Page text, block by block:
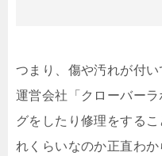
つまり、傷や汚れが付
運営会社「クローバー
グをしたり修理をする
れくらいなのか正直わ